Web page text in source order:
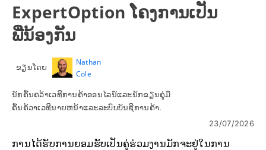
ExpertOption ໂຄງການເປັນ
ພີ່ນ້ອງກັນ
ຂຽນໂດຍ
Nathan
Cole
ນັກຄົ້ນຄວ້າເວທີການຄ້າອອນໄລນ໌ແລະນັກຂຽນຄູ່ມື
ຄົ້ນຄ້ວາເວທີນາຍຫນ້າແລະລະບົບບັນຊີການຄ້າ.
23/07/2026
ການໄດ້ຮັບການຍອມຮັບເປັນຄູ່ຮ່ວມງານມັກຈະຢູ່ໃນການ